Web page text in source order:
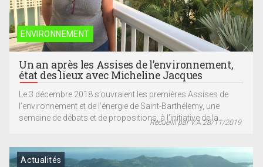
ENVIRONNEMENT
Un an après les Assises de l’environnement,
état des lieux avec Micheline Jacques
Le 3 décembre 2018 s’ouvraient les premières Assises de
l’environnement et de l’énergie de Saint-Barthélemy, une
semaine de débats et de propositions, à l’initiative de la...
Recueilli par V.A 28/11/2019
Actualités